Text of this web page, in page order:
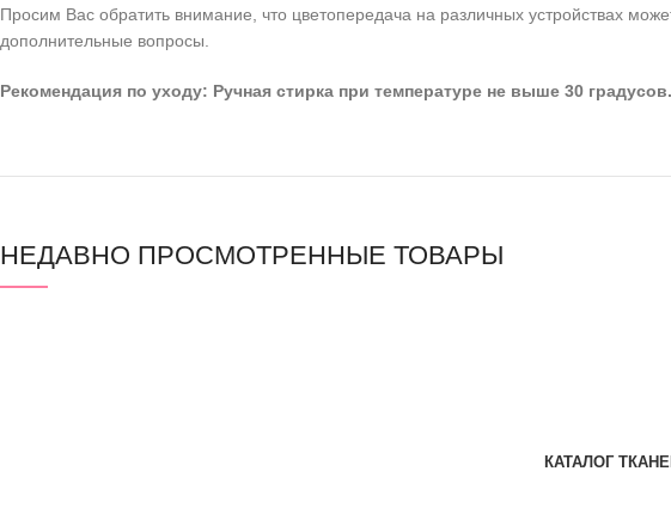
Просим Вас обратить внимание, что цветопередача на различных устройствах
дополнительные вопросы.
Рекомендация по уходу: Ручная стирка при температуре не выше 30
НЕДАВНО ПРОСМОТРЕННЫЕ ТОВАРЫ
КАТАЛОГ